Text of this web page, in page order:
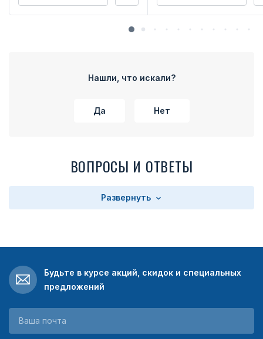
Нашли, что искали?
Да Нет
ВОПРОСЫ И ОТВЕТЫ
Развернуть
Будьте в курсе акций, скидок и специальных
предложений